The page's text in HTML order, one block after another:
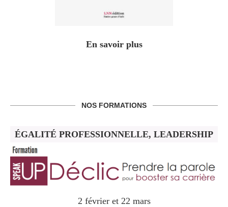
En savoir plus
NOS FORMATIONS
ÉGALITÉ PROFESSIONNELLE, LEADERSHIP
2 février et 22 mars